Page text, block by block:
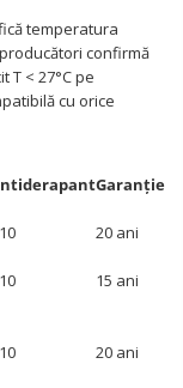
temperatura
confirmă
T < 27°C pe
cu orice
Garanție
20 ani
15 ani
20 ani